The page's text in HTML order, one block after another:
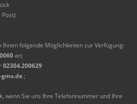
Ihnen folgende Möglichkeiten zur Verfügung:
an;
02304.200629
;
wenn Sie uns Ihre Telefonnummer und Ihre